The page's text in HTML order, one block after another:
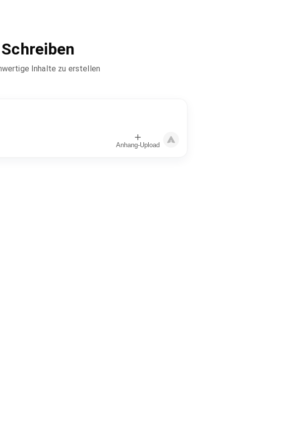
Inhalte zu erstellen
Anhang-Upload